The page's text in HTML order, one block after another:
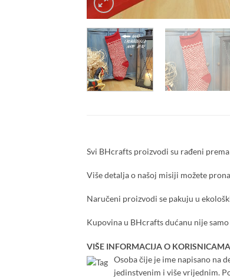
Svi BHcrafts proizvodi su rađeni
Više detalja o našoj misiji možete
Naručeni proizvodi se pakuju u
Kupovina u BHcrafts dućanu nije
VIŠE INFORMACIJA O
Osoba čije je ime napisano na
jedinstvenim i više vrijednim.